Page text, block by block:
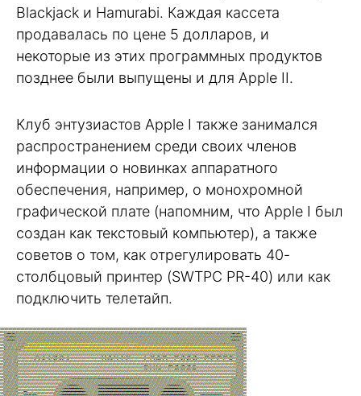
Blackjack и Hamurabi. Каждая кассета
продавалась по цене 5 долларов, и
некоторые из этих программных продуктов
позднее были выпущены и для Apple II.
Клуб энтузиастов Apple I также занимался
распространением среди своих членов
информации о новинках аппаратного
обеспечения, например, о монохромной
графической плате (напомним, что Apple I был
создан как текстовый компьютер), а также
советов о том, как отрегулировать 40-
столбцовый принтер (SWTPC PR-40) или как
подключить телетайп.